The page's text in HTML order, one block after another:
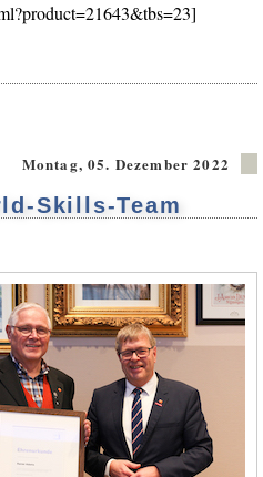
Montag, 05. Dezember 2022
Skills-Team